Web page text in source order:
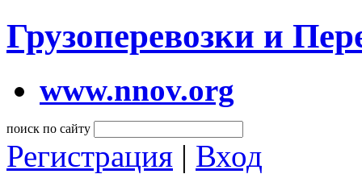
Грузоперевозки и
www.nnov.org
поиск по сайту
Регистрация | Вход